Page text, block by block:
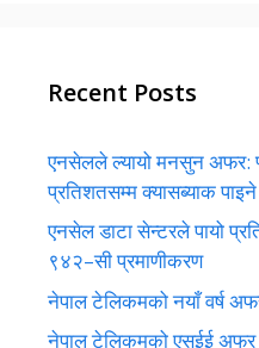
Recent Posts
एनसेलले ल्यायो मनसुन अफर:
प्रतिशतसम्म क्यासब्याक पाइने
एनसेल डाटा सेन्टरले पायो
९४२–सी प्रमाणीकरण
नेपाल टेलिकमको नयाँ वर्ष
नेपाल टेलिकमको एसईई